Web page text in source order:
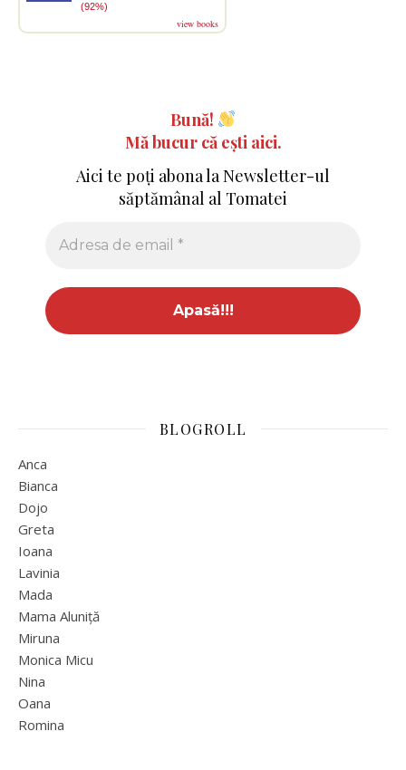
(92%)
view books
Bună!
Mă bucur că ești aici.
Aici te poți abona la Newsletter-ul
săptămânal al Tomatei
BLOGROLL
Anca
Bianca
Dojo
Greta
Ioana
Lavinia
Mada
Mama Aluniță
Miruna
Monica Micu
Nina
Oana
Romina